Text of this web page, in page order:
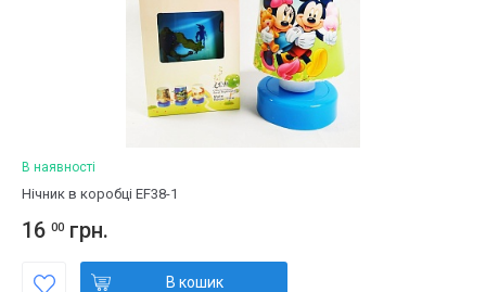
В наявності
Нічник в коробці EF38-1
16 00 грн.
В кошик